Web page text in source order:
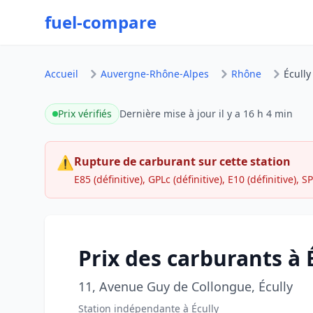
fuel-compare
Accueil Auvergne-Rhône-Alpes Rhône Écully
Prix vérifiés Dernière mise à jour il y a 16 h 4 min
⚠Rupture de carburant sur cette station
E85 (définitive), GPLc (définitive), E10 (définitive),
Prix des carburants à
11, Avenue Guy de Collongue, Écully
Station indépendante à Écully